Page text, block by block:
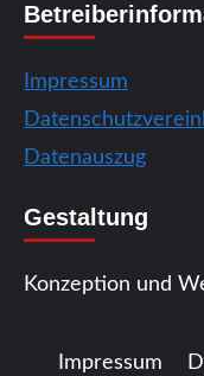
Impressum
Datenauszug
Gestaltung
Konzeption und
Impressum